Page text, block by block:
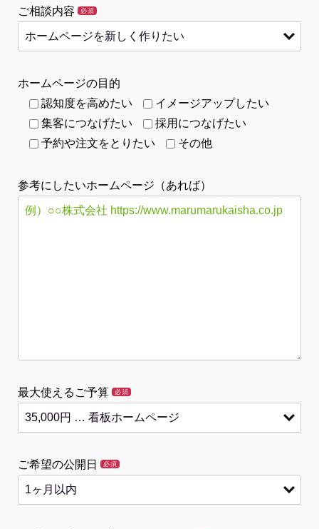
ご相談内容 必須
ホームページの目的
認知度を高めたい
イメージアップしたい
集客につなげたい
採用につなげたい
予約や注文をとりたい
その他
参考にしたいホームページ（あれば）
最大使えるご予算 必須
ご希望の公開日 必須